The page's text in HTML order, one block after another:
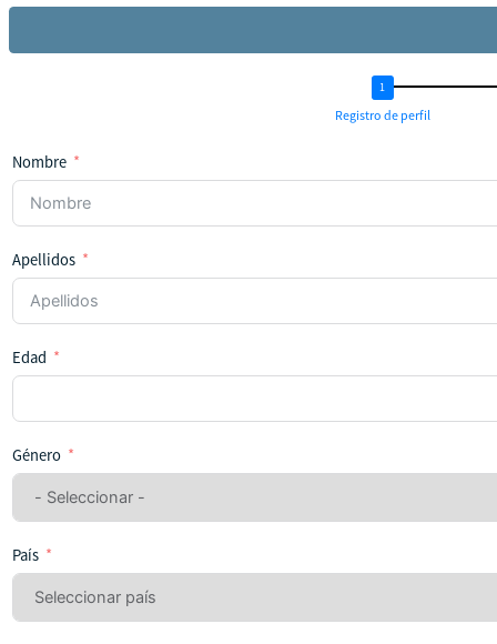
Registro de perfil
Nombre
Apellidos
Edad
Género
País